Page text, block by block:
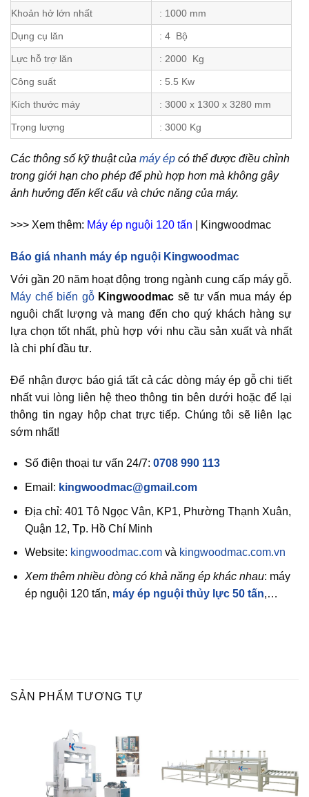
Khoản hở lớn nhất : 1000 mm
Dụng cụ lăn : 4 Bộ
Lực hỗ trợ lăn : 2000 Kg
Công suất : 5.5 Kw
Kích thước máy : 3000 x 1300 x 3280 mm
Trọng lượng : 3000 Kg
Các thông số kỹ thuật của máy ép có thể được điều chỉnh
trong giới hạn cho phép để phù hợp hơn mà không gây
ảnh hưởng đến kết cấu và chức năng của máy.
>>> Xem thêm: Máy ép nguội 120 tấn | Kingwoodmac
Báo giá nhanh máy ép nguội Kingwoodmac
Với gần 20 năm hoạt động trong ngành cung cấp máy gỗ.
Máy chế biến gỗ Kingwoodmac sẽ tư vấn mua máy ép
nguội chất lượng và mang đến cho quý khách hàng sự
lựa chọn tốt nhất, phù hợp với nhu cầu sản xuất và nhất
là chi phí đầu tư.
Để nhận được báo giá tất cả các dòng máy ép gỗ chi tiết
nhất vui lòng liên hệ theo thông tin bên dưới hoặc để lại
thông tin ngay hộp chat trực tiếp. Chúng tôi sẽ liên lạc
sớm nhất!
Số điện thoại tư vấn 24/7: 0708 990 113
Email: kingwoodmac@gmail.com
Địa chỉ: 401 Tô Ngọc Vân, KP1, Phường Thạnh Xuân,
Quận 12, Tp. Hồ Chí Minh
Website: kingwoodmac.comvà kingwoodmac.com.vn
Xem thêm nhiều dòng có khả năng ép khác nhau: máy
ép nguội 120 tấn, máy ép nguội thủy lực 50 tấn,…
SẢN PHẨM TƯƠNG TỰ